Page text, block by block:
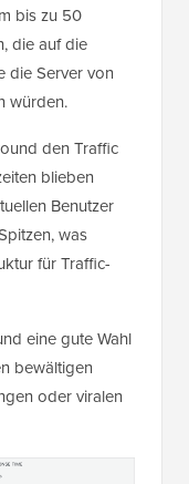
bis zu 50
die auf die
die Server von
würden.
den Traffic
blieben
Benutzer
was
für Traffic-
eine gute Wahl
bewältigen
oder viralen